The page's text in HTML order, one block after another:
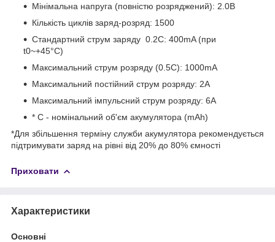
Мінімальна напруга (повністю розряджений): 2.0В
Кількість циклів заряд-розряд: 1500
Стандартний струм заряду 0.2С: 400mA (при
t0~+45°С)
Максимальний струм розряду (0.5C): 1000mA
Максимальний постійний струм розряду: 2A
Максимальний імпульсний струм розряду: 6A
* С - номінальний об'єм акумулятора (mAh)
*Для збільшення терміну служби акумулятора рекомендується
підтримувати заряд на рівні від 20% до 80% ємності
Приховати
Характеристики
Основні